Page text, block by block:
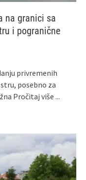
na granici sa
i pogranične
privremenih
posebno za
Pročitaj više ...